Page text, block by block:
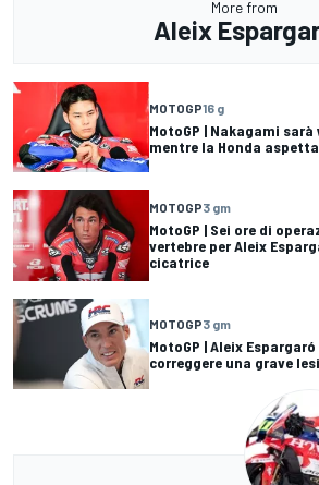
More from
Aleix
MOTOGP16 g
MotoGP | Nakagami
mentre la Honda
MOTOGP3 gm
MotoGP | Sei ore di
vertebre per Aleix
cicatrice
MOTOGP3 gm
MotoGP | Aleix
correggere una grave